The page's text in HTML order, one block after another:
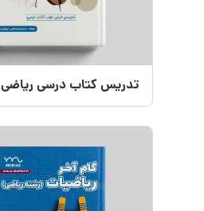
تدریس کتاب درسی ریاضی 3